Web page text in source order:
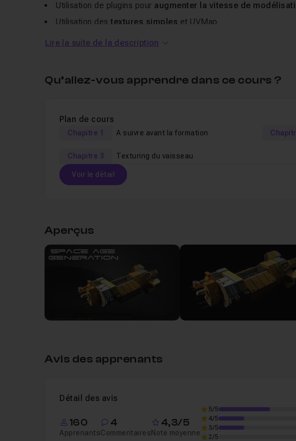
Utilisation de plugins pour augmenter la vitesse de
Utilisation des textures simples et UVMap
Les options de rendu (rendu style cartoon)
nécessaires pour mieux suivre la formation. Je reste disponible
Bonne formation à tous !
Lire la suite de la description
Qu’allez-vous apprendre dans ce cours ?
Plan de cours
Chapitre 1 A suivre avant la formation
Chapitre 3 Texturing du vaisseau
Voir le détail
Les outils nécessaires à la modélisation
Leçon 2 Utilisation des addons pour la formation
Chapitre 3 : Texturing du vaisseau
Aperçus
Avis des apprenants
Détail des avis
160
Apprenants
4
Commentaires
4,3/5
Note moyenne
5/5
4/5
3/5
2/5